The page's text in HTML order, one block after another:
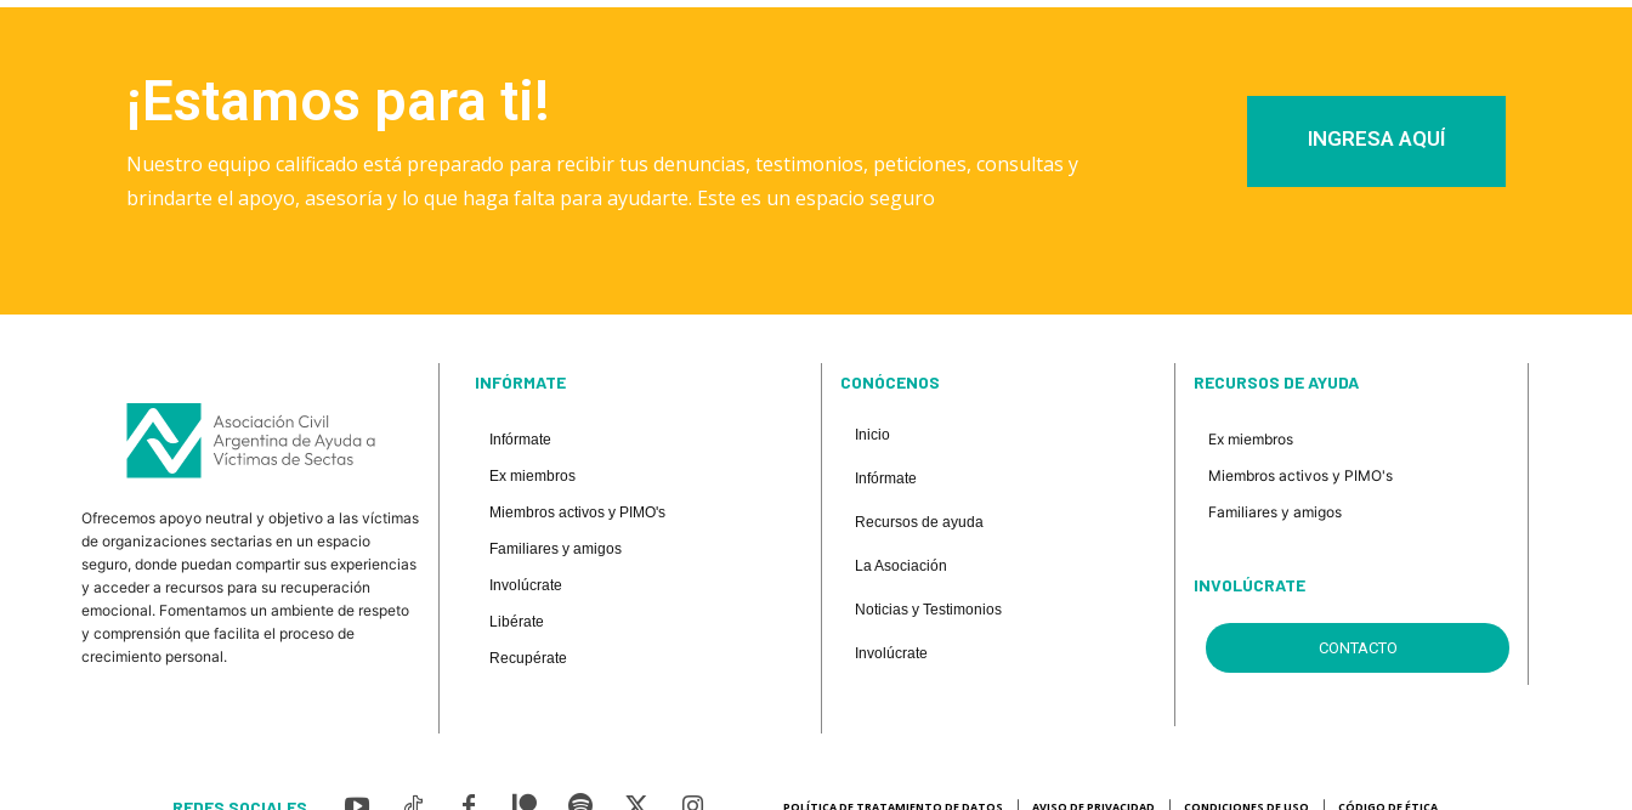
¡Estamos para ti!
Nuestro equipo calificado está preparado para recibir tus denuncias, testimonios, peticiones, consultas y
brindarte el apoyo, asesoría y lo que haga falta para ayudarte. Este es un espacio seguro
INGRESA AQUÍ
Ofrecemos apoyo neutral y objetivo a las víctimas
de organizaciones sectarias en un espacio
seguro, donde puedan compartir sus experiencias
y acceder a recursos para su recuperación
emocional. Fomentamos un ambiente de respeto
y comprensión que facilita el proceso de
crecimiento personal.
INFÓRMATE
Infórmate
Ex miembros
Miembros activos y PIMO's
Familiares y amigos
Involúcrate
Libérate
Recupérate
CONÓCENOS
Inicio
Infórmate
Recursos de ayuda
La Asociación
Noticias y Testimonios
Involúcrate
RECURSOS DE AYUDA
Ex miembros
Miembros activos y PIMO's
Familiares y amigos
INVOLÚCRATE
CONTACTO